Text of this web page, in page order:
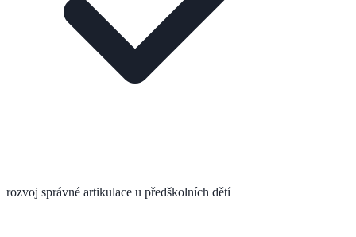
rozvoj správné artikulace u předškolních dětí